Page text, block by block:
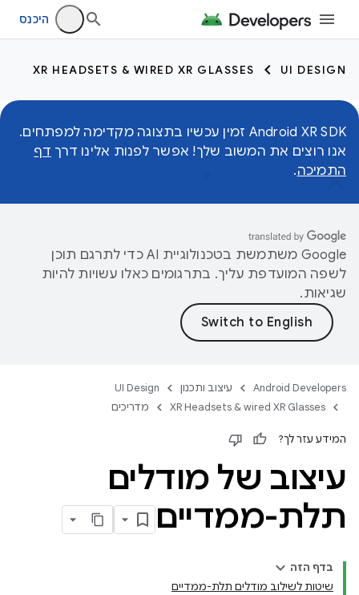
היכנס
UI DESIGN
XR HEADSETS & WIRED XR GLASSES
Android XR SDK זמין עכשיו בתצוגה מקדימה למפתחים.
אנו רוצים את המשוב שלך! אפשר לפנות אלינו דרך דף
התמיכה.
‫Google משתמשת בטכנולוגיית AI כדי לתרגם תוכן
לשפה המועדפת עליך. בתרגומים כאלו עשויות להיות
שגיאות.
Android Developers עיצוב ותכנון
UI Design
XR Headsets & wired XR Glasses
מדריכים
המידע עזר לך?
עיצוב של מודלים
תלת-ממדיים
בדף הזה
שיטות לשילוב מודלים תלת-ממדיים